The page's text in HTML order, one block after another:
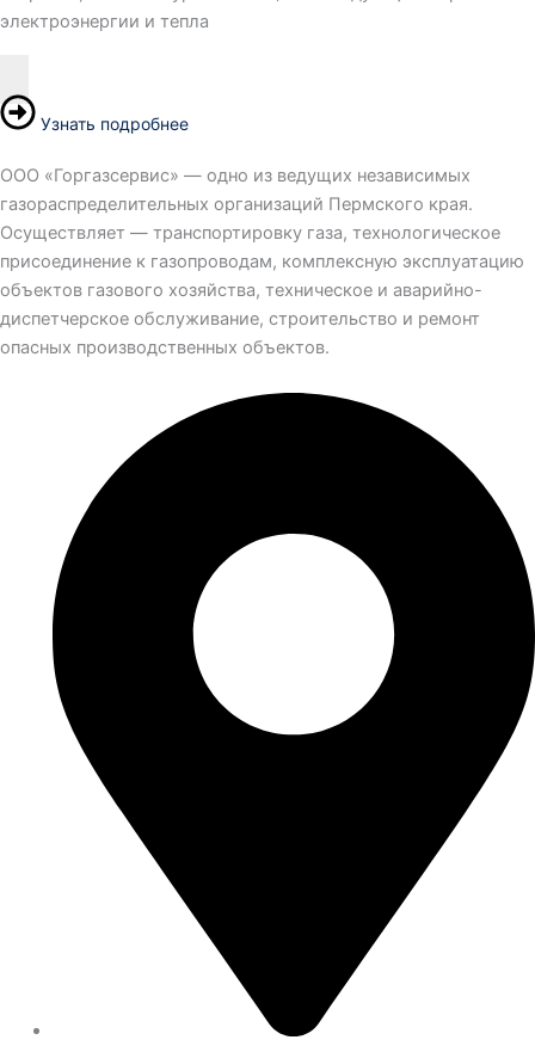
электроэнергии и тепла
Узнать подробнее
ООО «Горгазсервис» — одно из ведущих независимых
газораспределительных организаций Пермского края.
Осуществляет — транспортировку газа, технологическое
присоединение к газопроводам, комплексную эксплуатацию
объектов газового хозяйства, техническое и аварийно-
диспетчерское обслуживание, строительство и ремонт
опасных производственных объектов.